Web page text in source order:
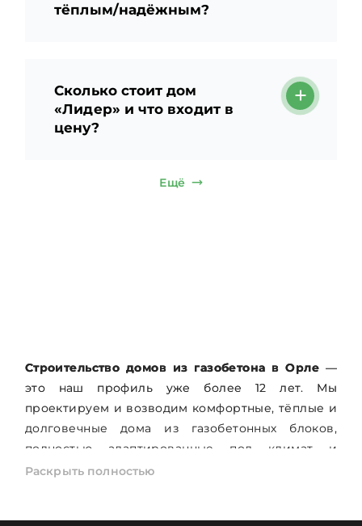
тёплым/надёжным?
Сколько стоит дом
«Лидер» и что входит в
цену?
Ещё
Строительство домов из газобетона в Орле —
это наш профиль уже более 12 лет. Мы
проектируем и возводим комфортные, тёплые и
долговечные дома из газобетонных блоков,
полностью адаптированные под климат и
особенности участков Орловской области.
Раскрыть полностью